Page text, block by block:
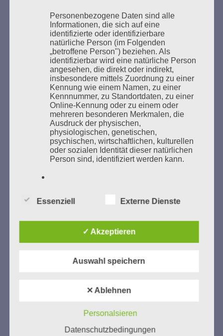
des Gedenkens an die Verbrennung von Büchern am
Kaifu-Ufer – genau an dem Ort, wo im Mai 1933 NS-
Studentenorganisationen und Burschenschaftler
Bücher verbrannten.
Weitere Informationen:lesezeichen-setzen.de
GEDENKEN UND ERINNERN BEGINNT IN
UNSERER NACHBARSCHAFT
Leben in Menschenwürde garantiert.
Personenbezogene Daten sind alle
Informationen, die sich auf eine
identifizierte oder identifizierbare
natürliche Person (im Folgenden
„betroffene Person") beziehen. Als
identifizierbar wird eine natürliche Person
angesehen, die direkt oder indirekt,
insbesondere mittels Zuordnung zu einer
Kennung wie einem Namen, zu einer
Kennnummer, zu Standortdaten, zu einer
Online-Kennung oder zu einem oder
mehreren besonderen Merkmalen, die
Ausdruck der physischen,
physiologischen, genetischen,
psychischen, wirtschaftlichen, kulturellen
oder sozialen Identität dieser natürlichen
Person sind, identifiziert werden kann.
oder identifizierbare natürliche Person,
deren personenbezogene Daten von dem
für die Verarbeitung Verantwortlichen
automatisierter Verfahren ausgeführte
im Zusammenhang mit
Essenziell Externe Dienste
✓ Akzeptieren
Auswahl speichern
✕ Ablehnen
Personalsieren
Datenschutzbedingungen